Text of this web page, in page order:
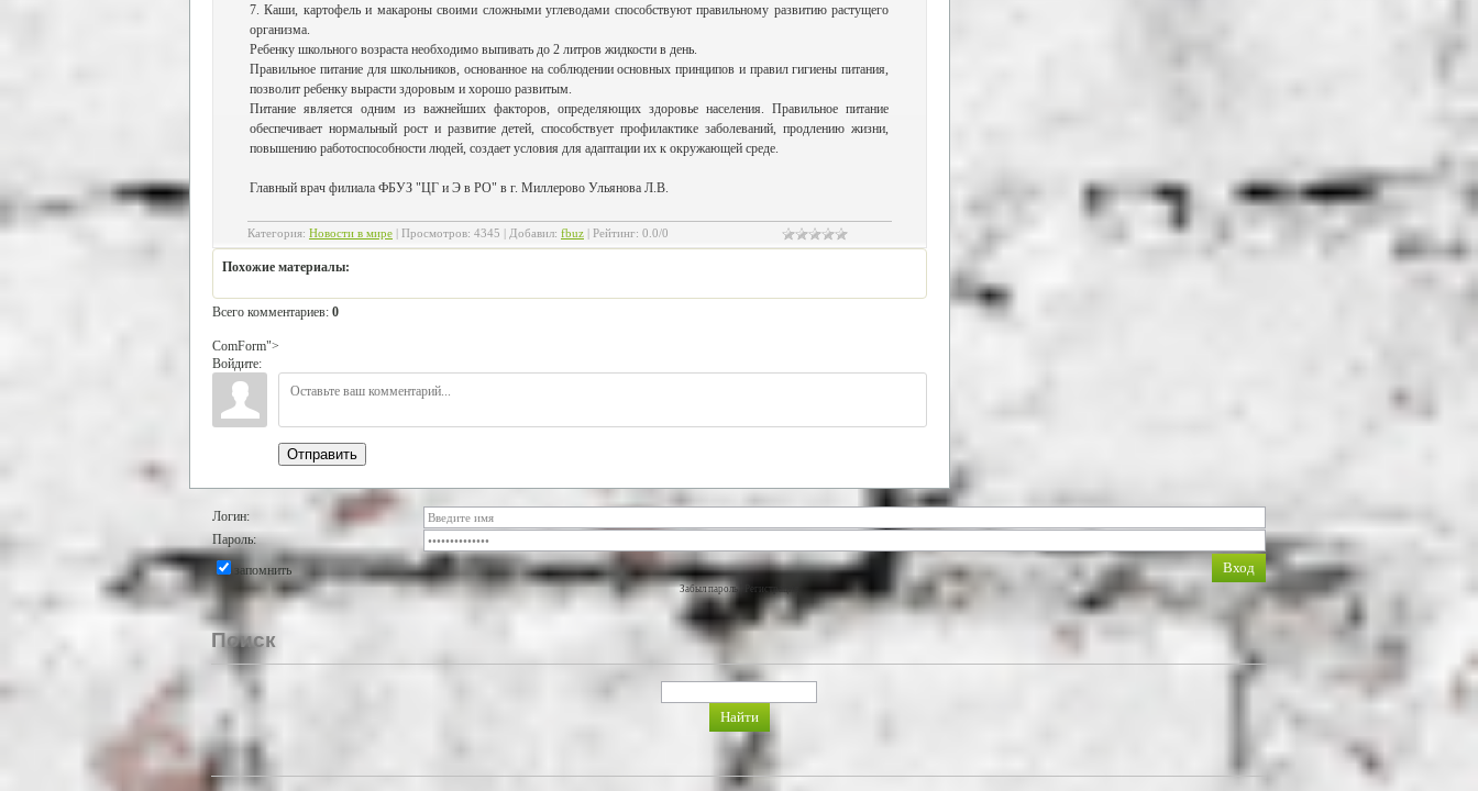
7. Каши, картофель и макароны своими сложными углеводами способствуют правильному развитию растущего
организма.
Ребенку школьного возраста необходимо выпивать до 2 литров жидкости в день.
Правильное питание для школьников, основанное на соблюдении основных принципов и правил гигиены питания,
позволит ребенку вырасти здоровым и хорошо развитым.
Питание является одним из важнейших факторов, определяющих здоровье населения. Правильное питание
обеспечивает нормальный рост и развитие детей, способствует профилактике заболеваний, продлению жизни,
повышению работоспособности людей, создает условия для адаптации их к окружающей среде.
Главный врач филиала ФБУЗ "ЦГ и Э в РО" в г. Миллерово Ульянова Л.В.
Категория: Новости в мире Просмотров: 4345 Добавил: fbuz Рейтинг: 0.0/0
Похожие материалы:
Всего комментариев: 0
ComForm">
Войдите:
Отправить
Логин:
Пароль:
запомнить
Забыл пароль Регистрация
Поиск